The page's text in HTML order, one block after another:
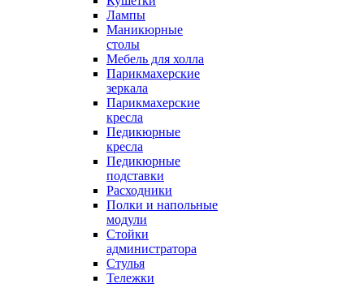
Лампы
Маникюрные
столы
Мебель для холла
Парикмахерские
зеркала
Парикмахерские
кресла
Педикюрные
кресла
Педикюрные
подставки
Расходники
Полки и напольные
модули
Стойки
администратора
Стулья
Тележки